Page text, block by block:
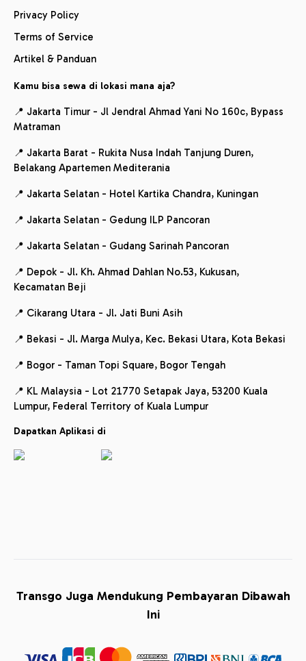
Privacy Policy
Terms of Service
Artikel & Panduan
Kamu bisa sewa di lokasi mana aja?
📍 Jakarta Timur - Jl Jendral Ahmad Yani No 160c, Bypass
Matraman
📍 Jakarta Barat - Rukita Nusa Indah Tanjung Duren,
Belakang Apartemen Mediterania
📍 Jakarta Selatan - Hotel Kartika Chandra, Kuningan
📍 Jakarta Selatan - Gedung ILP Pancoran
📍 Jakarta Selatan - Gudang Sarinah Pancoran
📍 Depok - Jl. Kh. Ahmad Dahlan No.53, Kukusan,
Kecamatan Beji
📍 Cikarang Utara - Jl. Jati Buni Asih
📍 Bekasi - Jl. Marga Mulya, Kec. Bekasi Utara, Kota Bekasi
📍 Bogor - Taman Topi Square, Bogor Tengah
📍 KL Malaysia - Lot 21770 Setapak Jaya, 53200 Kuala
Lumpur, Federal Territory of Kuala Lumpur
Dapatkan Aplikasi di
Transgo Juga Mendukung Pembayaran Dibawah
Ini